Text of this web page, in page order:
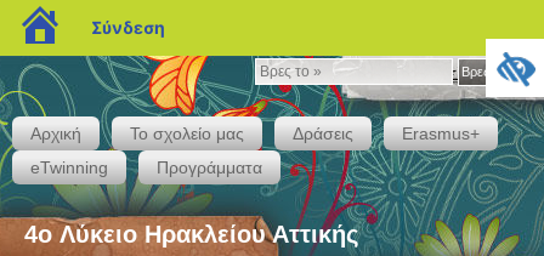
Βρες
το
»
Βρες το »
Αρχική Το σχολείο μας Δράσεις
Erasmus+
eTwinning
Προγράμματα
4o Λύκειο Ηρακλείου Αττικής
blogs.sch.gr
Σύνδεση